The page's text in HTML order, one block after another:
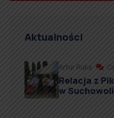
Aktualności
Artur Ruka
Relacja z
w Suchowoli